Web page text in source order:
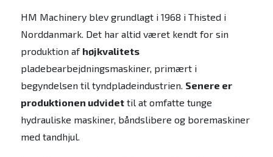
HM Machinery blev grundlagt i 1968 i Thisted i
Norddanmark. Det har altid været kendt for sin
produktion af højkvalitets
pladebearbejdningsmaskiner, primært i
begyndelsen til tyndpladeindustrien. Senere er
produktionen udvidettil at omfatte tunge
hydrauliske maskiner, båndslibere og boremaskiner
med tandhjul.